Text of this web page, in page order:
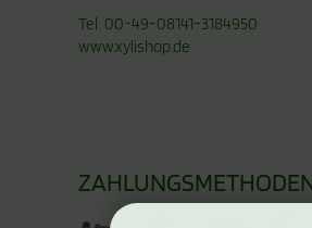
Tel: 00-49-08141-3184950
www.xylishop.de